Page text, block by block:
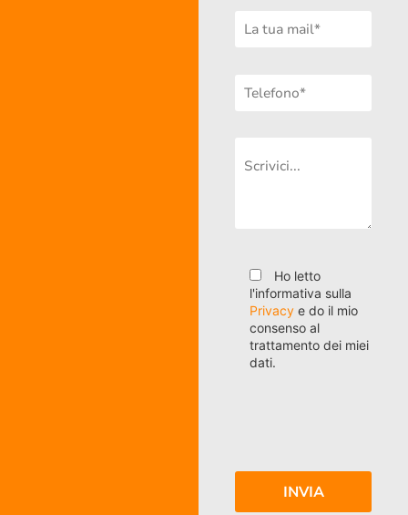
Ho letto
l'informativa sulla
Privacy e do il mio
consenso al
trattamento dei miei
dati.